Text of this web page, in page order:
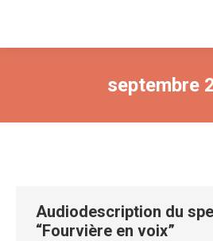
septembre
Audiodescription du
“Fourvière en voix”